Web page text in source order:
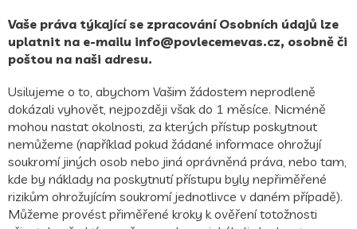
Vaše práva týkající se zpracování Osobních údajů lze
uplatnit na e-mailu info@povlecemevas.cz, osobně či
poštou na naši adresu.
Usilujeme o to, abychom Vašim žádostem neprodleně
dokázali vyhovět, nejpozději však do 1 měsíce. Nicméně
mohou nastat okolnosti, za kterých přístup poskytnout
nemůžeme (například pokud žádané informace ohrožují
soukromí jiných osob nebo jiná oprávněná práva, nebo tam,
kde by náklady na poskytnutí přístupu byly nepřiměřené
rizikům ohrožujícím soukromí jednotlivce v daném případě).
Můžeme provést přiměřené kroky k ověření totožnosti